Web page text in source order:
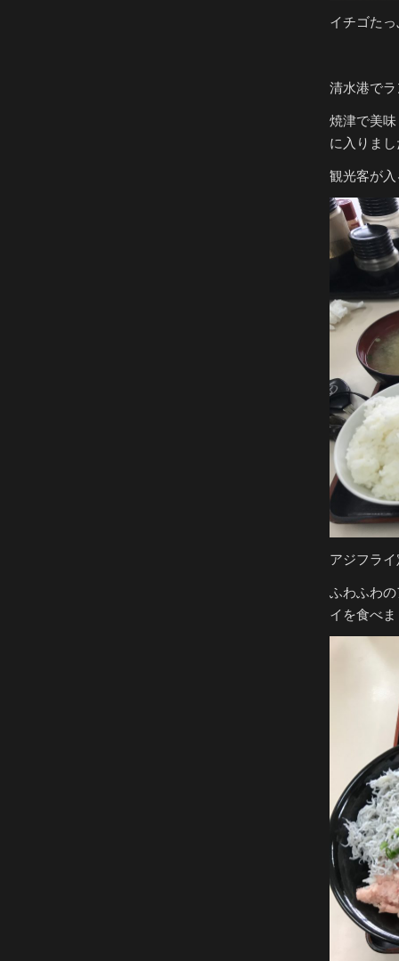
イチゴた
清水港で
焼津で美
に入りま
観光客が
アジフラ
ふわふわ
イを食べ